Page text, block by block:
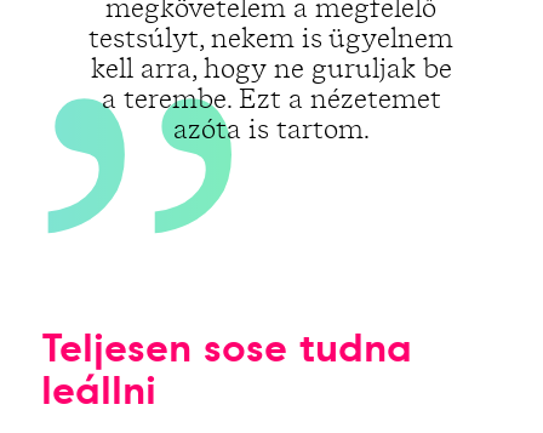
testsúlyt, nekem is ügyelnem
kell arra, hogy ne guruljak be
a terembe. Ezt a nézetemet
azóta is tartom.
Teljesen sose tudna
leállni